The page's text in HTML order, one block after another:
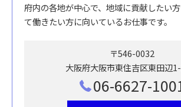
府内の各地が中心で、地域に貢献したい
て働きたい方に向いているお仕事です。
〒546-0032
大阪府大阪市東住吉区東田辺
06-6627-